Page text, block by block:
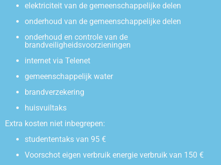
elektriciteit van de gemeenschappelijke delen
onderhoud van de gemeenschappelijke delen
onderhoud en controle van de
brandveiligheidsvoorzieningen
internet via Telenet
gemeenschappelijk water
brandverzekering
huisvuiltaks
Extra kosten niet inbegrepen:
studententaks van 95 €
Voorschot eigen verbruik energie verbruik van 150 €